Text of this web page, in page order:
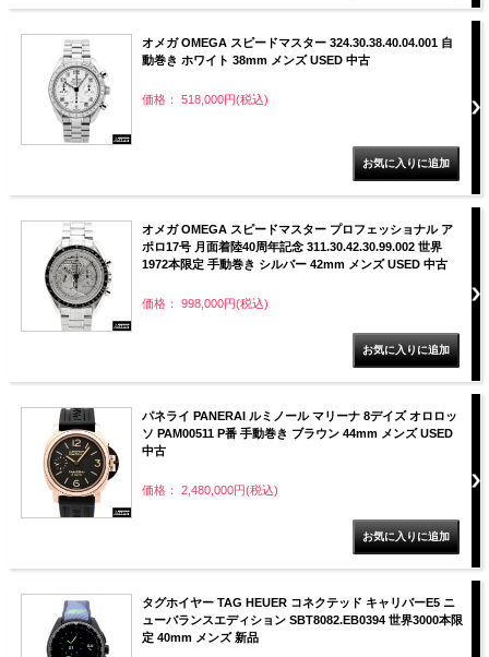
オメガ OMEGA スピードマスター 324.30.38.40.04.001 自
動巻き ホワイト 38mm メンズ USED 中古
価格： 518,000円(税込)
オメガ OMEGA スピードマスター プロフェッショナル ア
ポロ17号 月面着陸40周年記念 311.30.42.30.99.002 世界
1972本限定 手動巻き シルバー 42mm メンズ USED 中古
価格： 998,000円(税込)
パネライ PANERAI ルミノール マリーナ 8デイズ オロロッ
ソ PAM00511 P番 手動巻き ブラウン 44mm メンズ USED
中古
価格： 2,480,000円(税込)
タグホイヤー TAG HEUER コネクテッド キャリバーE5 ニ
ューバランスエディション SBT8082.EB0394 世界3000本限
定 40mm メンズ 新品